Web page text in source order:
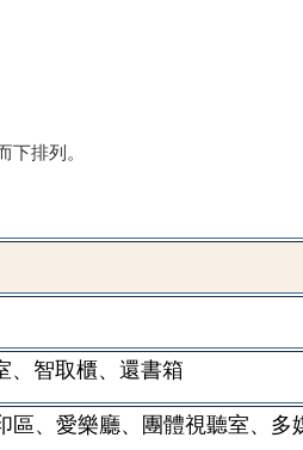
排列。
、 智取櫃、還書箱
區、愛樂廳、團體視聽室、多